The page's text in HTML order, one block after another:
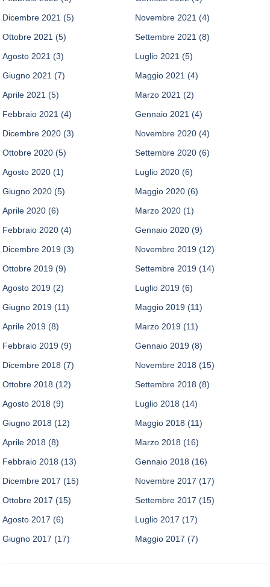
Dicembre 2021 (5) Novembre 2021 (4)
Ottobre 2021 (5) Settembre 2021 (8)
Agosto 2021 (3) Luglio 2021 (5)
Giugno 2021 (7) Maggio 2021 (4)
Aprile 2021 (5) Marzo 2021 (2)
Febbraio 2021 (4) Gennaio 2021 (4)
Dicembre 2020 (3) Novembre 2020 (4)
Ottobre 2020 (5) Settembre 2020 (6)
Agosto 2020 (1) Luglio 2020 (6)
Giugno 2020 (5) Maggio 2020 (6)
Aprile 2020 (6) Marzo 2020 (1)
Febbraio 2020 (4) Gennaio 2020 (9)
Dicembre 2019 (3) Novembre 2019 (12)
Ottobre 2019 (9) Settembre 2019 (14)
Agosto 2019 (2) Luglio 2019 (6)
Giugno 2019 (11) Maggio 2019 (11)
Aprile 2019 (8) Marzo 2019 (11)
Febbraio 2019 (9) Gennaio 2019 (8)
Dicembre 2018 (7) Novembre 2018 (15)
Ottobre 2018 (12) Settembre 2018 (8)
Agosto 2018 (9) Luglio 2018 (14)
Giugno 2018 (12) Maggio 2018 (11)
Aprile 2018 (8) Marzo 2018 (16)
Febbraio 2018 (13) Gennaio 2018 (16)
Dicembre 2017 (15) Novembre 2017 (17)
Ottobre 2017 (15) Settembre 2017 (15)
Agosto 2017 (6) Luglio 2017 (17)
Giugno 2017 (17) Maggio 2017 (7)